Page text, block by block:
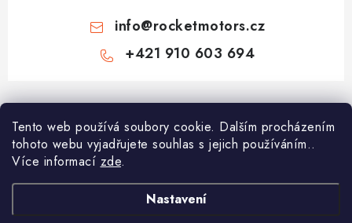
Tento web používá soubory cookie. Dalším procházením
tohoto webu vyjadřujete souhlas s jejich používáním..
Více informací zde.
Nastavení
info@rocketmotors.cz
+421 910 603 694
Z
á
Najdete nás
Informace pro vás